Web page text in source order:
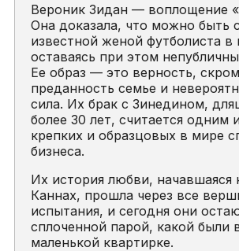
Вероник Зидан — воплощение
Она доказала, что можно быть
известной женой футболиста в
оставаясь при этом
Ее образ — это верность,
преданность семье и
сила. Их брак с Зинедином,
более 30 лет, считается одним
крепких и образцовых в мире
бизнеса.
Их история любви, начавшаяся
Каннах, прошла через все
испытания, и сегодня они
сплоченной парой, какой были
маленькой квартирке.